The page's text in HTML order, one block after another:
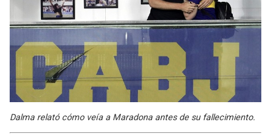
Dalma relató cómo veía a Maradona antes de su fallecimiento.